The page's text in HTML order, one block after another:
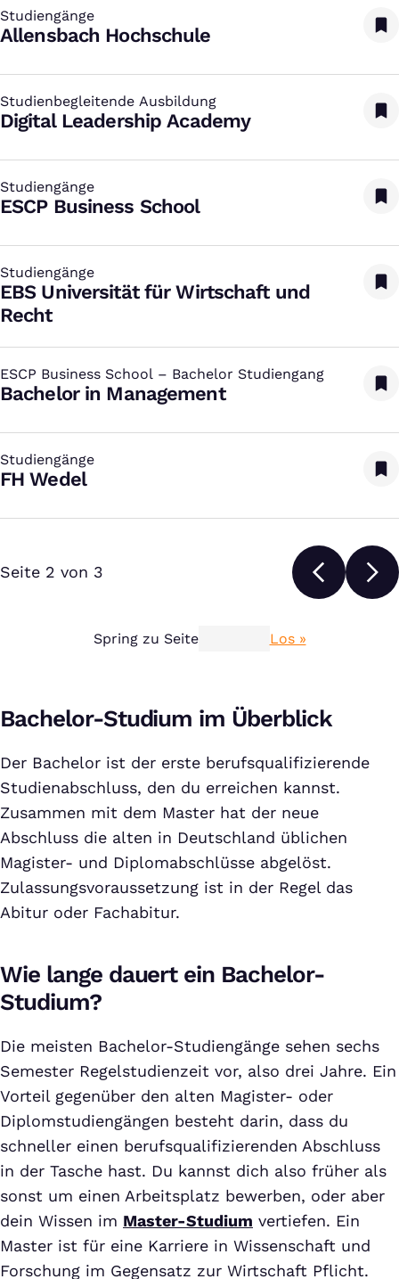
Studiengänge
:
Allensbach Hochschule
Studienbegleitende Ausbildung
:
Digital Leadership Academy
Studiengänge
:
ESCP Business School
Studiengänge
:
EBS Universität für Wirtschaft und
Recht
ESCP Business School – Bachelor Studiengang
:
Bachelor in Management
Studiengänge
:
FH Wedel
Seite 2 von 3
Spring zu Seite Los »
Bachelor-Studium im Überblick
Der Bachelor ist der erste berufsqualifizierende
Studienabschluss, den du erreichen kannst.
Zusammen mit dem Master hat der neue
Abschluss die alten in Deutschland üblichen
Magister- und Diplomabschlüsse abgelöst.
Zulassungsvoraussetzung ist in der Regel das
Abitur oder Fachabitur.
Wie lange dauert ein Bachelor-
Studium?
Die meisten Bachelor-Studiengänge sehen sechs
Semester Regelstudienzeit vor, also drei Jahre. Ein
Vorteil gegenüber den alten Magister- oder
Diplomstudiengängen besteht darin, dass du
schneller einen berufsqualifizierenden Abschluss
in der Tasche hast. Du kannst dich also früher als
sonst um einen Arbeitsplatz bewerben, oder aber
dein Wissen im Master-Studium vertiefen. Ein
Master ist für eine Karriere in Wissenschaft und
Forschung im Gegensatz zur Wirtschaft Pflicht.